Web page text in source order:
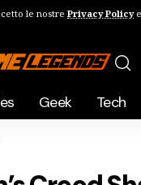
le nostre Privacy Policy
Geek Tech